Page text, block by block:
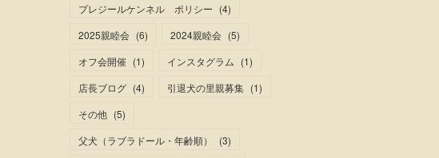
プレジールケンネル ポリシー (4)
2025親睦会 (6) 2024親睦会 (5)
オフ会開催 (1) インスタグラム (1)
店長ブログ (4) 引退犬の里親募集 (1)
その他 (5)
父犬（ラブラドール・年齢順）
(3)